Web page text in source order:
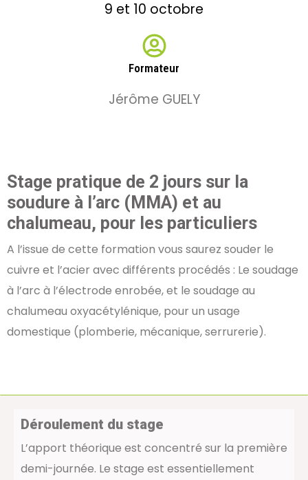
9 et 10 octobre
Formateur
Jérôme GUELY
Stage pratique de 2 jours sur la
soudure à l’arc (MMA) et au
chalumeau, pour les particuliers
A l’issue de cette formation vous saurez souder le
cuivre et l’acier avec différents procédés : Le soudage
à l’arc à l’électrode enrobée, et le soudage au
chalumeau oxyacétylénique, pour un usage
domestique (plomberie, mécanique, serrurerie).
Déroulement du stage
L’apport théorique est concentré sur la première
demi-journée. Le stage est essentiellement